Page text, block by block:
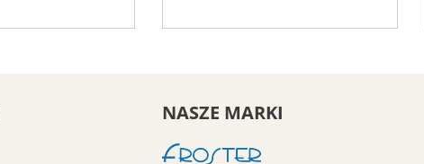
NASZE MARKI